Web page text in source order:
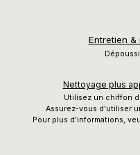
Entretien
Nettoyage plus
Utilisez un chiffon
Assurez-vous d'utiliser
Pour plus d'informations,